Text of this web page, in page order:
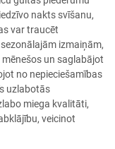
nakts svīšanu,
var traucēt
izmaiņām,
un saglabājot
no nepieciešamības
uzlabotās
miega kvalitāti,
veicinot